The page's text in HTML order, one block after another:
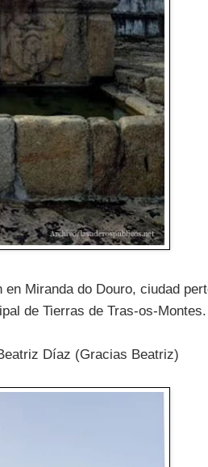
Miranda do Douro, ciudad
de Tierras de Tras-os-
Díaz (Gracias Beatriz)